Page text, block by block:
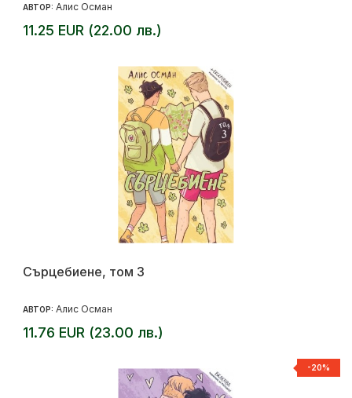
АВТОР: Алис Осман
11.25 EUR (22.00 лв.)
Сърцебиене, том 3
АВТОР: Алис Осман
11.76 EUR (23.00 лв.)
-20%